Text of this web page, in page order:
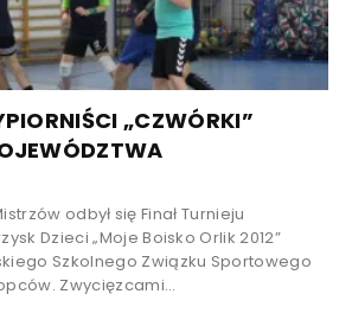
„CZWÓRKI”
odbył się Finał Turnieju
Dzieci „Moje Boisko Orlik 2012”
Szkolnego Związku Sportowego
Zwycięzcami...